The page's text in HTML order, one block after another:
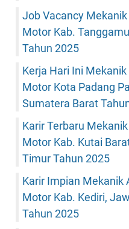
Job Vacancy
Motor Kab.
Tahun 2025
Kerja Hari Ini
Motor Kota Padang
Sumatera Barat
Karir Terbaru
Motor Kab. Kutai
Timur Tahun 2025
Karir Impian Mekanik
Motor Kab. Kediri,
Tahun 2025